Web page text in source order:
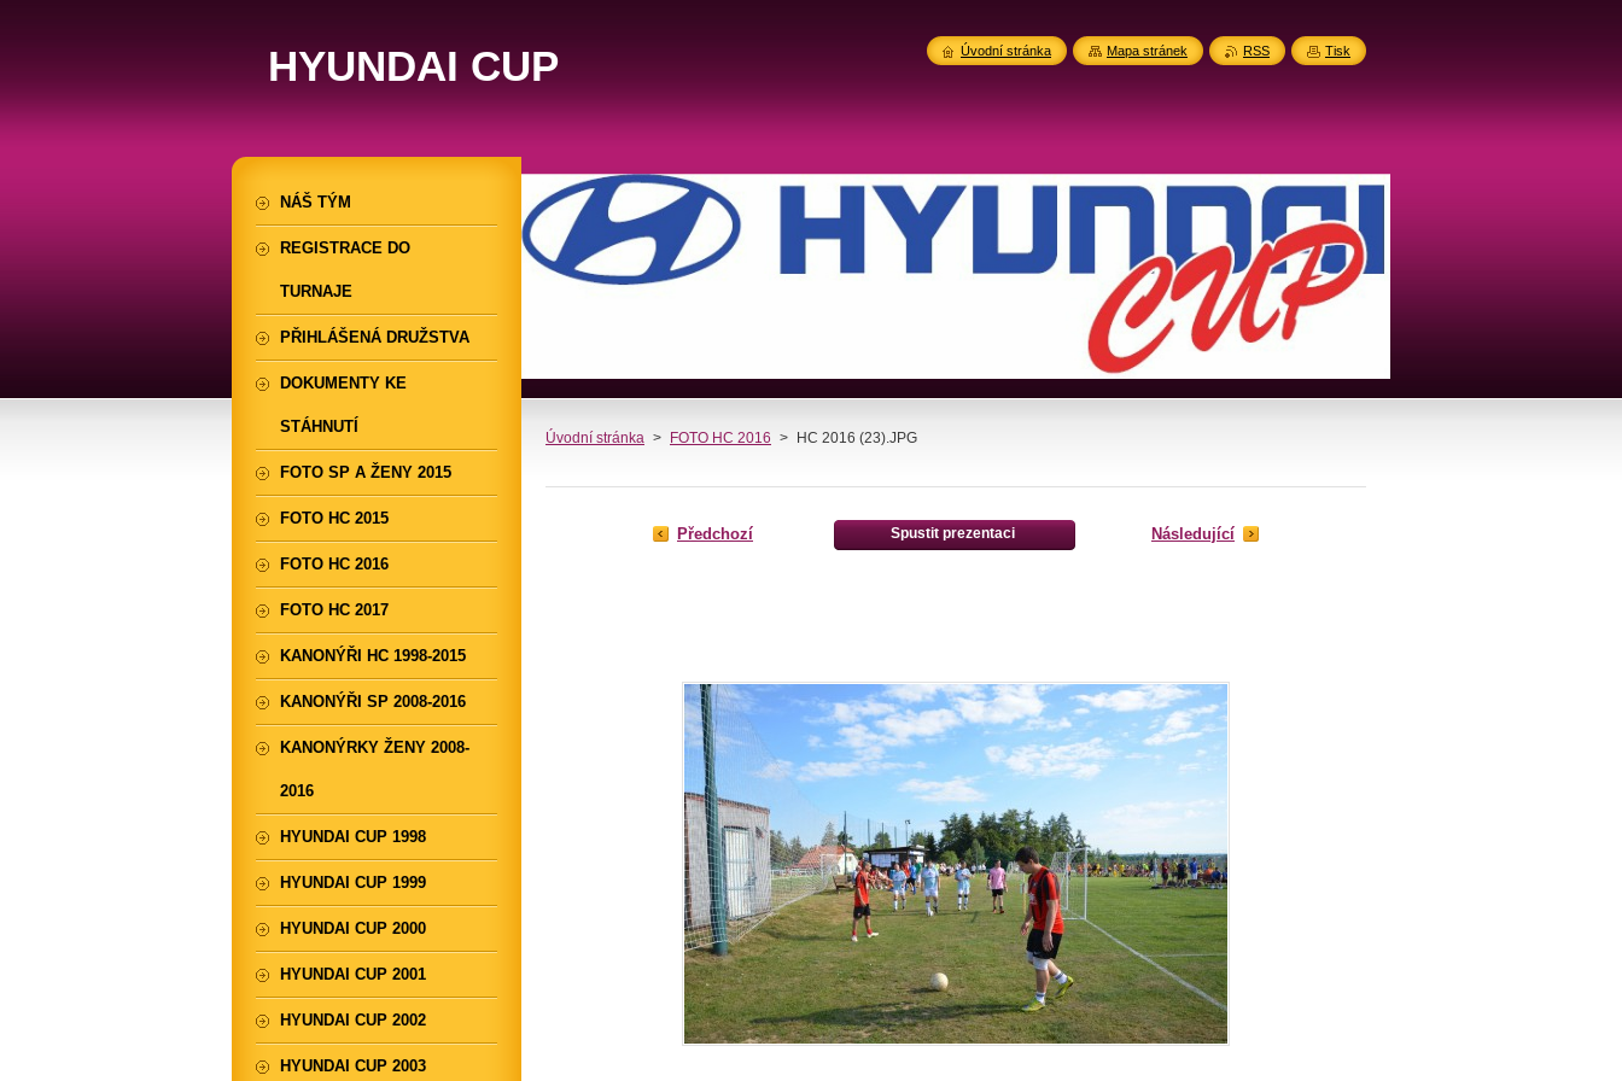
HYUNDAI CUP
Úvodní stránka > FOTO HC 2016 > HC 2016 (23).JPG
Předchozí Spustit prezentaci Následující
NÁŠ TÝM
REGISTRACE DO
TURNAJE
PŘIHLÁŠENÁ DRUŽSTVA
DOKUMENTY KE
STÁHNUTÍ
FOTO SP A ŽENY 2015
FOTO HC 2015
FOTO HC 2016
FOTO HC 2017
KANONÝŘI HC 1998-2015
KANONÝŘI SP 2008-2016
KANONÝRKY ŽENY 2008-
2016
HYUNDAI CUP 1998
HYUNDAI CUP 1999
HYUNDAI CUP 2000
HYUNDAI CUP 2001
HYUNDAI CUP 2002
HYUNDAI CUP 2003
Úvodní stránka Mapa stránek RSS Tisk